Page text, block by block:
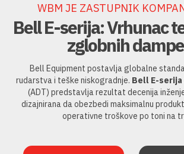
WBM JE ZASTUPNIK
Bell E-serija: Vrhunac
zglobnih
Bell Equipment postavlja globalne
rudarstva i teške niskogradnje. Bell E-serija
(ADT) predstavlja rezultat decenija
dizajnirana da obezbedi maksimalnu
operativne troškove po toni na